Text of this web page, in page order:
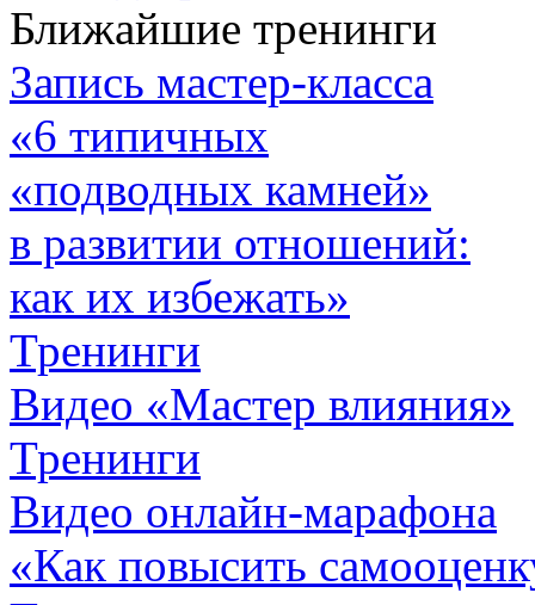
Ближайшие тренинги
Запись мастер-класса
«6 типичных
«подводных камней»
в развитии отношений:
как их избежать»
Тренинги
Видео «Мастер влияния»
Тренинги
Видео онлайн-марафона
«Как повысить